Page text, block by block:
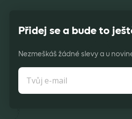
Přidej se a bude to
Nezmeškáš žádné slevy a u